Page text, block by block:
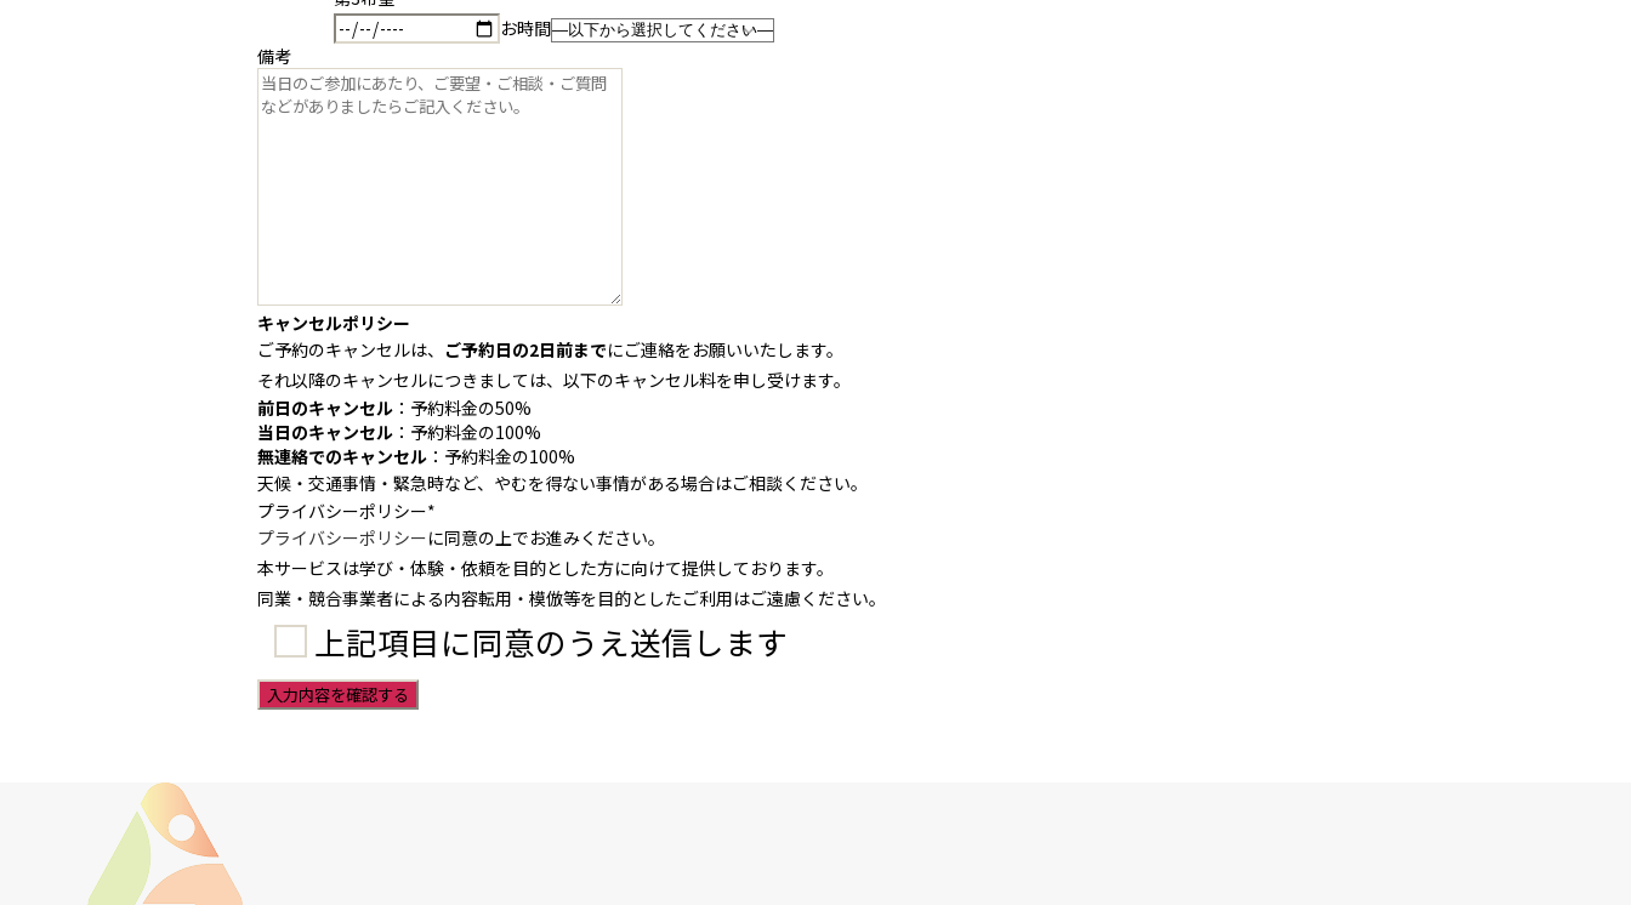
お時間
備考
キャンセルポリシー
ご予約のキャンセルは、 ご予約日の2日前までにご連絡をお願いいたします。
それ以降のキャンセルにつきましては、以下のキャンセル料を申し受けます。
前日のキャンセル ：予約料金の50%
当日のキャンセル ：予約料金の100%
無連絡でのキャンセル ：予約料金の100%
天候・交通事情・緊急時など、やむを得ない事情がある場合はご相談ください。
プライバシーポリシー*
プライバシーポリシーに同意の上でお進みください。
本サービスは学び・体験・依頼を目的とした方に向けて提供しております。
同業・競合事業者による内容転用・模倣等を目的としたご利用はご遠慮ください。
上記項目に同意のうえ送信します